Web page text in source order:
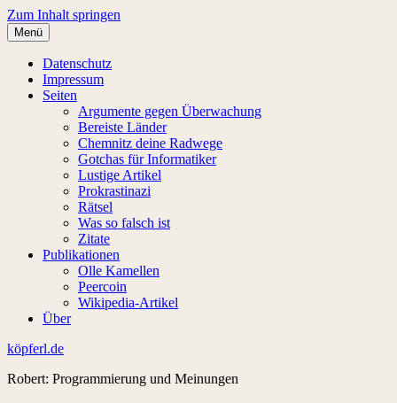
Zum Inhalt springen
Menü
Datenschutz
Impressum
Seiten
Argumente gegen Überwachung
Bereiste Länder
Chemnitz deine Radwege
Gotchas für Informatiker
Lustige Artikel
Prokrastinazi
Rätsel
Was so falsch ist
Zitate
Publikationen
Olle Kamellen
Peercoin
Wikipedia-Artikel
Über
köpferl.de
Robert: Programmierung und Meinungen